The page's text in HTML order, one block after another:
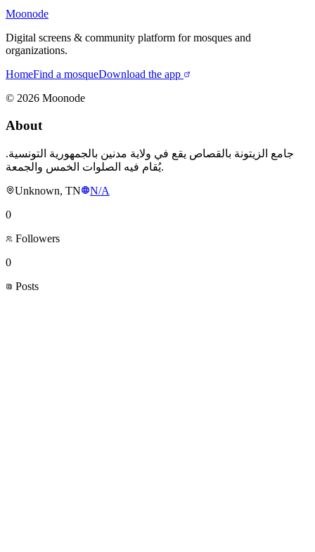
Moonode
Digital screens & community platform for mosques and
organizations.
HomeFind a mosqueDownload the app
© 2026 Moonode
About
جامع الزيتونة بالقصاص يقع في ولاية مدنين بالجمهورية التونسية.
يُقام فيه الصلوات الخمس والجمعة.
Unknown, TN
N/A
0
Followers
0
Posts